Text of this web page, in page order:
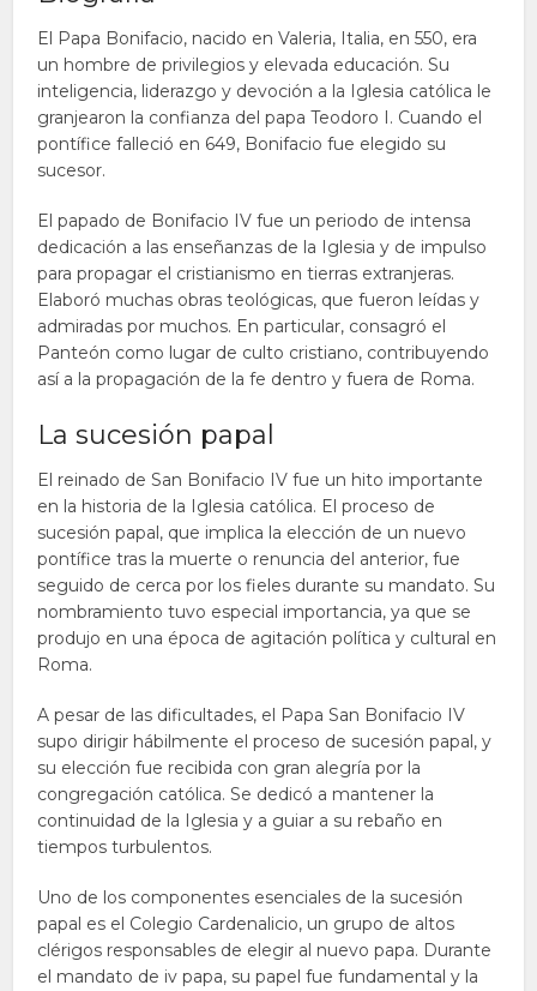
El Papa Bonifacio, nacido en Valeria, Italia, en 550, era
un hombre de privilegios y elevada educación. Su
inteligencia, liderazgo y devoción a la Iglesia católica le
granjearon la confianza del papa Teodoro I. Cuando el
pontífice falleció en 649, Bonifacio fue elegido su
sucesor.
El papado de Bonifacio IV fue un periodo de intensa
dedicación a las enseñanzas de la Iglesia y de impulso
para propagar el cristianismo en tierras extranjeras.
Elaboró muchas obras teológicas, que fueron leídas y
admiradas por muchos. En particular, consagró el
Panteón como lugar de culto cristiano, contribuyendo
así a la propagación de la fe dentro y fuera de Roma.
La sucesión papal
El reinado de San Bonifacio IV fue un hito importante
en la historia de la Iglesia católica. El proceso de
sucesión papal, que implica la elección de un nuevo
pontífice tras la muerte o renuncia del anterior, fue
seguido de cerca por los fieles durante su mandato. Su
nombramiento tuvo especial importancia, ya que se
produjo en una época de agitación política y cultural en
Roma.
A pesar de las dificultades, el Papa San Bonifacio IV
supo dirigir hábilmente el proceso de sucesión papal, y
su elección fue recibida con gran alegría por la
congregación católica. Se dedicó a mantener la
continuidad de la Iglesia y a guiar a su rebaño en
tiempos turbulentos.
Uno de los componentes esenciales de la sucesión
papal es el Colegio Cardenalicio, un grupo de altos
clérigos responsables de elegir al nuevo papa. Durante
el mandato de iv papa, su papel fue fundamental y la